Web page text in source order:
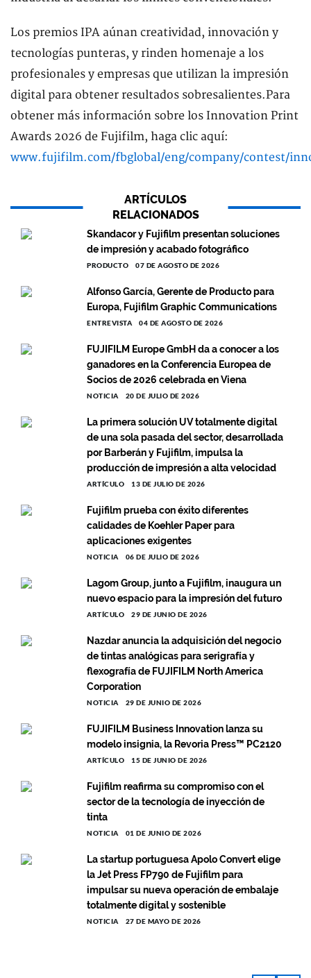
Los premios IPA aúnan creatividad, innovación y
tecnologías punteras, y rinden homenaje a los
profesionales y empresas que utilizan la impresión
digital para obtener resultados sobresalientes.Para
obtener más información sobre los Innovation Print
Awards 2026 de Fujifilm, haga clic aquí:
www.fujifilm.com/fbglobal/eng/company/contest/
ARTÍCULOS
RELACIONADOS
Skandacor y Fujifilm presentan soluciones
de impresión y acabado fotográfico
PRODUCTO 07 DE AGOSTO DE 2026
Alfonso García, Gerente de Producto para
Europa, Fujifilm Graphic Communications
ENTREVISTA 04 DE AGOSTO DE 2026
FUJIFILM Europe GmbH da a conocer a los
ganadores en la Conferencia Europea de
Socios de 2026 celebrada en Viena
NOTICIA 20 DE JULIO DE 2026
La primera solución UV totalmente digital
de una sola pasada del sector, desarrollada
por Barberán y Fujifilm, impulsa la
producción de impresión a alta velocidad
ARTÍCULO 13 DE JULIO DE 2026
Fujifilm prueba con éxito diferentes
calidades de Koehler Paper para
aplicaciones exigentes
NOTICIA 06 DE JULIO DE 2026
Lagom Group, junto a Fujifilm, inaugura un
nuevo espacio para la impresión del futuro
ARTÍCULO 29 DE JUNIO DE 2026
Nazdar anuncia la adquisición del negocio
de tintas analógicas para serigrafía y
flexografía de FUJIFILM North America
Corporation
NOTICIA 29 DE JUNIO DE 2026
FUJIFILM Business Innovation lanza su
modelo insignia, la Revoria Press™ PC2120
ARTÍCULO 15 DE JUNIO DE 2026
Fujifilm reafirma su compromiso con el
sector de la tecnología de inyección de
tinta
NOTICIA 01 DE JUNIO DE 2026
La startup portuguesa Apolo Convert elige
la Jet Press FP790 de Fujifilm para
impulsar su nueva operación de embalaje
totalmente digital y sostenible
NOTICIA 27 DE MAYO DE 2026